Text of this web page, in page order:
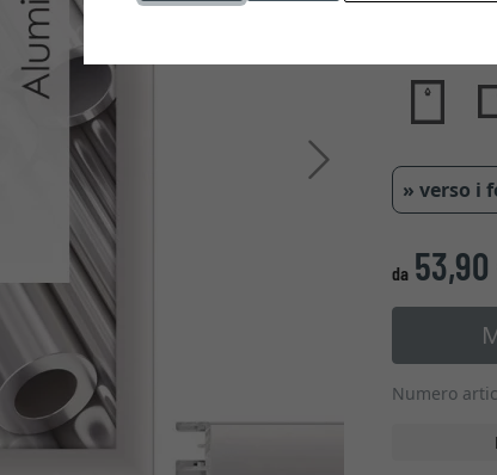
Avanti
» verso i
da
Numero